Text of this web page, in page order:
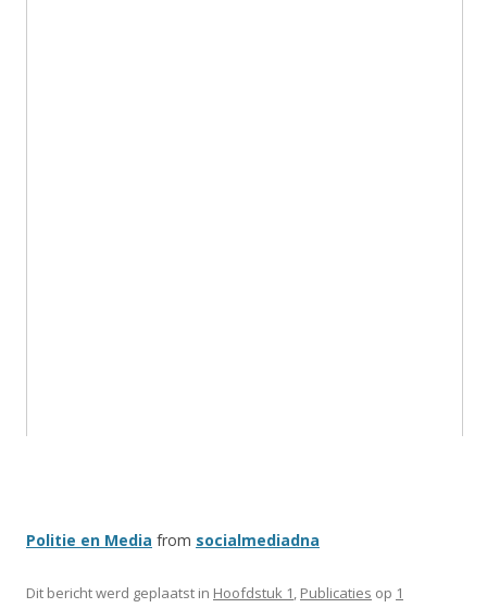
Politie en Media from socialmediadna
Dit bericht werd geplaatst in Hoofdstuk 1, Publicaties op 1